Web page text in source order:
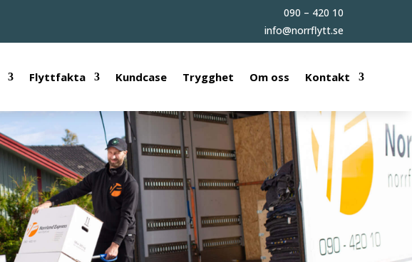
090 – 420 10
info@norrflytt.se
Flyttfakta Kundcase Trygghet Om oss Kontakt